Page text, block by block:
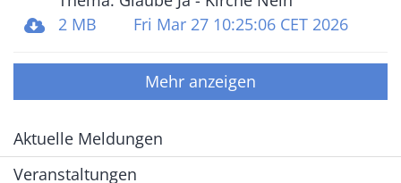
2 MB
Fri Mar 27 10:25:06 CET 2026
Mehr anzeigen
Aktuelle Meldungen
Veranstaltungen